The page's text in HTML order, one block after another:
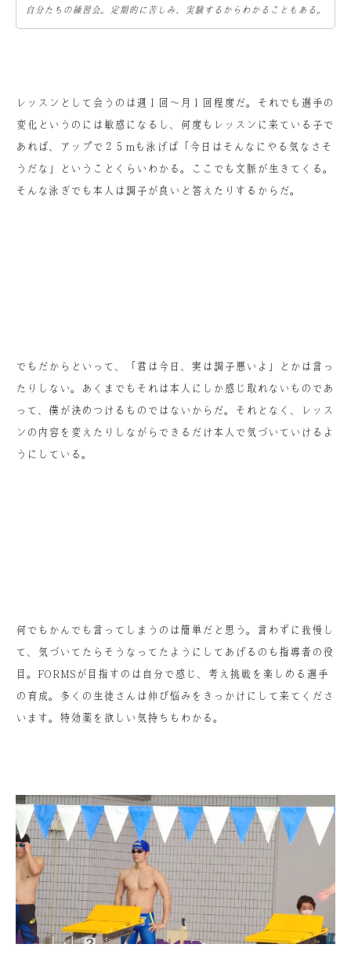
自分たちの練習会。定期的に苦しみ、実験するからわかることもある。
レッスンとして会うのは週１回〜月１回程度だ。それでも選手の
変化というのには敏感になるし、何度もレッスンに来ている子で
あれば、アップで２５mも泳げば「今日はそんなにやる気なさそ
うだな」ということくらいわかる。ここでも文脈が生きてくる。
そんな泳ぎでも本人は調子が良いと答えたりするからだ。
でもだからといって、「君は今日、実は調子悪いよ」とかは言っ
たりしない。あくまでもそれは本人にしか感じ取れないものであ
って、僕が決めつけるものではないからだ。それとなく、レッス
ンの内容を変えたりしながらできるだけ本人で気づいていけるよ
うにしている。
何でもかんでも言ってしまうのは簡単だと思う。言わずに我慢し
て、気づいてたらそうなってたようにしてあげるのも指導者の役
目。FORMSが目指すのは自分で感じ、考え挑戦を楽しめる選手
の育成。多くの生徒さんは伸び悩みをきっかけにして来てくださ
います。特効薬を欲しい気持ちもわかる。